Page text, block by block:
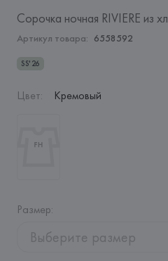
Сорочка ночная RIVIERE из
Артикул товара: 6558592
SS'26
Цвет: Кремовый
Размер:
Выберите размер